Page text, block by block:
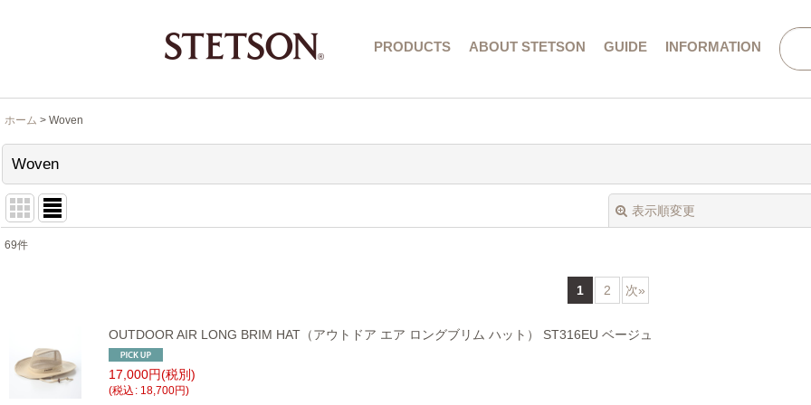
PRODUCTS ABOUT STETSON GUIDE INFORMATION
ホーム > Woven
Woven
表示順変更
並び順
69件
1 2 次»
OUTDOOR AIR LONG BRIM HAT（アウトドア エア ロングブリム ハット） ST316EU ベージュ
17,000円(税別)
(税込 : 18,700円)